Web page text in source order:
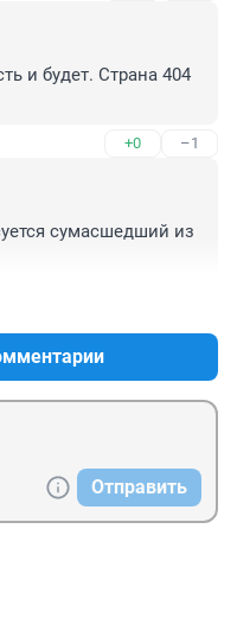
и будет. Страна 404
+0 –1
сумасшедший из
Отправить